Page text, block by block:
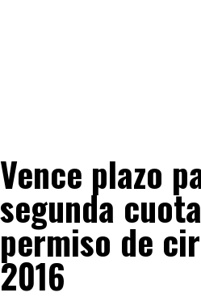
Vence plazo
segunda
permiso de
2016